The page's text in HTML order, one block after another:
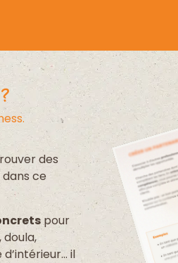
des
ce
pour
il